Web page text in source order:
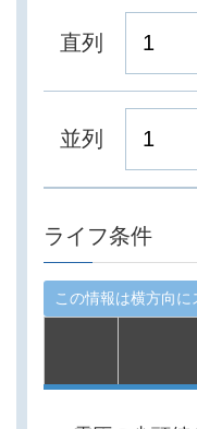
直列
並列
ライフ条件